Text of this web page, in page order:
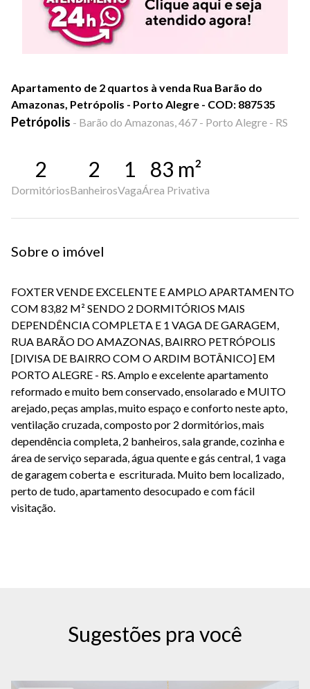
Apartamento de 2 quartos à venda Rua Barão do
Amazonas, Petrópolis - Porto Alegre - COD: 887535
Petrópolis - Barão do Amazonas, 467 - Porto Alegre - RS
2
Dormitórios
2
Banheiros
1
Vaga
83 m²
Área Privativa
Sobre o imóvel
FOXTER VENDE EXCELENTE E AMPLO APARTAMENTO
COM 83,82 M² SENDO 2 DORMITÓRIOS MAIS
DEPENDÊNCIA COMPLETA E 1 VAGA DE GARAGEM,
RUA BARÃO DO AMAZONAS, BAIRRO PETRÓPOLIS
[DIVISA DE BAIRRO COM O ARDIM BOTÂNICO] EM
PORTO ALEGRE - RS. Amplo e excelente apartamento
reformado e muito bem conservado, ensolarado e MUITO
arejado, peças amplas, muito espaço e conforto neste apto,
ventilação cruzada, composto por 2 dormitórios, mais
dependência completa, 2 banheiros, sala grande, cozinha e
área de serviço separada, água quente e gás central, 1 vaga
de garagem coberta e escriturada. Muito bem localizado,
perto de tudo, apartamento desocupado e com fácil
visitação.
Sugestões pra você